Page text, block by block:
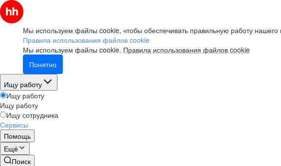
Мы используем файлы cookie, чтобы обеспечивать правильную работу нашего
Правила использования файлов cookie
Мы используем файлы cookie. Правила использования файлов cookie
Понятно
Ищу работу
Ищу работу
Ищу работу
Ищу сотрудника
Сервисы
Помощь
Ещё
Поиск